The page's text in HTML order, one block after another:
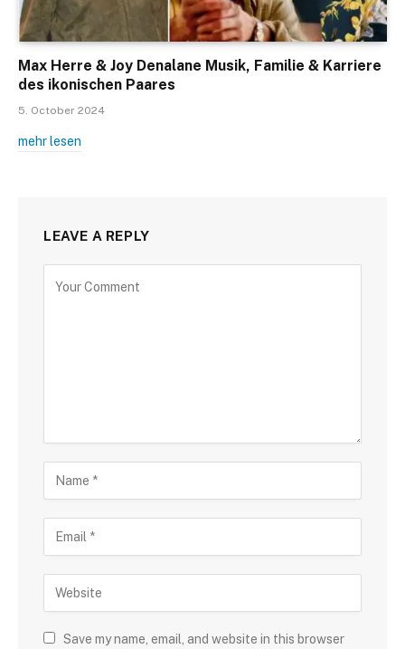
Max Herre & Joy Denalane Musik, Familie & Karriere
des ikonischen Paares
5. October 2024
mehr lesen
LEAVE A REPLY
Save my name, email, and website in this browser